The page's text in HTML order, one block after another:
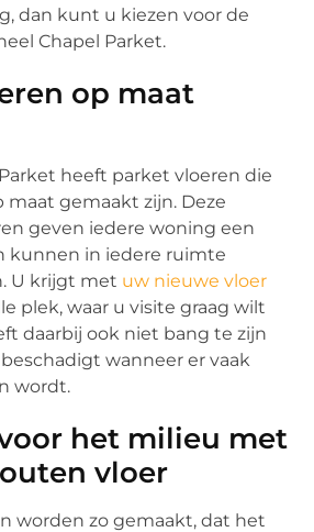
dan kunt u kiezen voor de
Chapel Parket.
op maat
heeft parket vloeren die
maat gemaakt zijn. Deze
geven iedere woning een
kunnen in iedere ruimte
U krijgt met uw nieuwe vloer
plek, waar u visite graag wilt
daarbij ook niet bang te zijn
wanneer er vaak
wordt.
het milieu met
vloer
worden zo gemaakt, dat het